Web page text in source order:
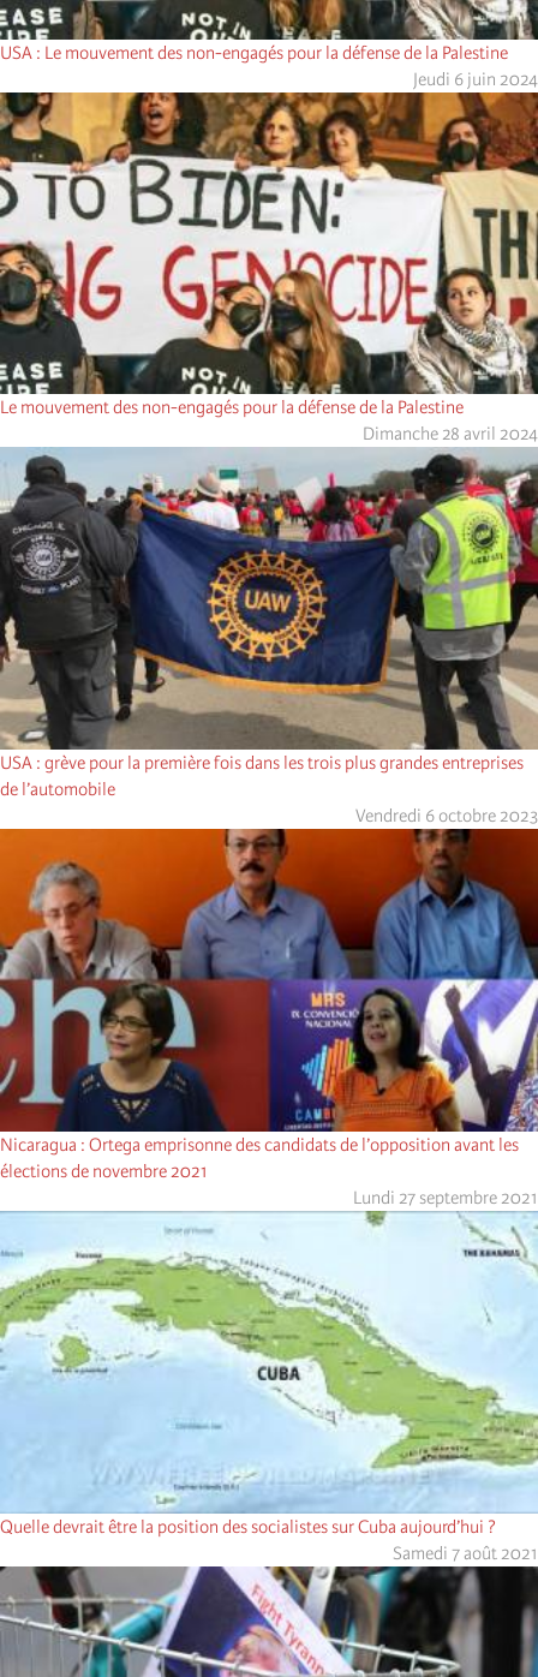
USA : Le mouvement des non-engagés pour la défense de la Palestine
Jeudi 6 juin 2024
Le mouvement des non-engagés pour la défense de la Palestine
Dimanche 28 avril 2024
USA : grève pour la première fois dans les trois plus grandes entreprises
de l’automobile
Vendredi 6 octobre 2023
Nicaragua : Ortega emprisonne des candidats de l’opposition avant les
élections de novembre 2021
Lundi 27 septembre 2021
Quelle devrait être la position des socialistes sur Cuba aujourd’hui ?
Samedi 7 août 2021